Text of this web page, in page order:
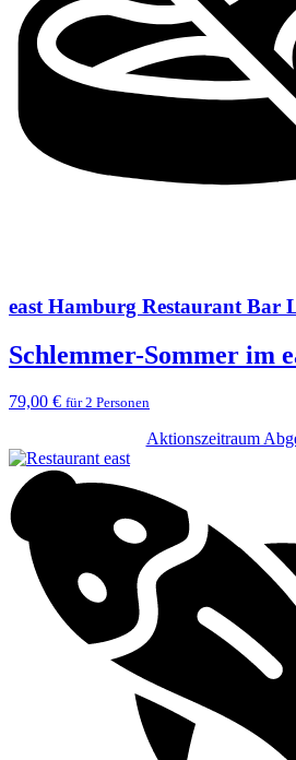
east Hamburg Restaurant Bar
Schlemmer-Sommer im
79,00 € für 2 Personen
Aktionszeitraum